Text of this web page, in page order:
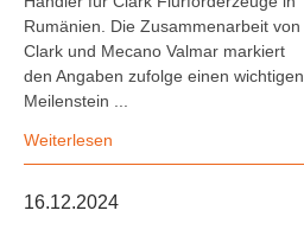
Rumänien. Die Zusammenarbeit von
Clark und Mecano Valmar markiert
den Angaben zufolge einen wichtigen
Meilenstein ...
Weiterlesen
16.12.2024